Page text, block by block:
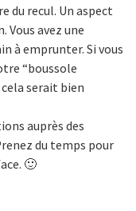
du recul. Un aspect
Vous avez une
à emprunter. Si vous
“boussole
serait bien
auprès des
du temps pour
🙂